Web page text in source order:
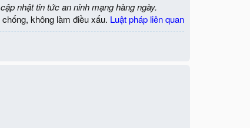
nhật tin tức an ninh mạng hàng ngày.
không làm điều xấu. Luật pháp liên quan